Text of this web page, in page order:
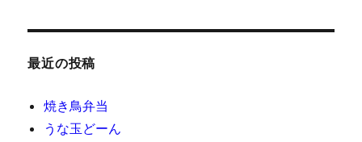
最近の投稿
焼き鳥弁当
うな玉どーん